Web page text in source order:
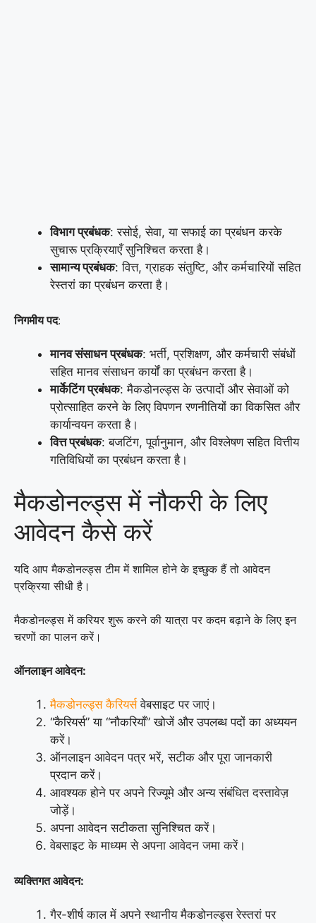
विभाग प्रबंधक: रसोई, सेवा, या सफाई का प्रबंधन करके
सुचारू प्रक्रियाएँ सुनिश्चित करता है।
सामान्य प्रबंधक: वित्त, ग्राहक संतुष्टि, और कर्मचारियों सहित
रेस्तरां का प्रबंधन करता है।
निगमीय पद:
मानव संसाधन प्रबंधक: भर्ती, प्रशिक्षण, और कर्मचारी संबंधों
सहित मानव संसाधन कार्यों का प्रबंधन करता है।
मार्केटिंग प्रबंधक: मैकडोनल्ड्स के उत्पादों और सेवाओं को
प्रोत्साहित करने के लिए विपणन रणनीतियों का विकसित और
कार्यान्वयन करता है।
वित्त प्रबंधक: बजटिंग, पूर्वानुमान, और विश्लेषण सहित वित्तीय
गतिविधियों का प्रबंधन करता है।
मैकडोनल्ड्स में नौकरी के लिए
आवेदन कैसे करें
यदि आप मैकडोनल्ड्स टीम में शामिल होने के इच्छुक हैं तो आवेदन
प्रक्रिया सीधी है।
मैकडोनल्ड्स में करियर शुरू करने की यात्रा पर कदम बढ़ाने के लिए इन
चरणों का पालन करें।
ऑनलाइन आवेदन:
मैकडोनल्ड्स कैरियर्सवेबसाइट पर जाएं।
“कैरियर्स” या “नौकरियाँ” खोजें और उपलब्ध पदों का अध्ययन
करें।
ऑनलाइन आवेदन पत्र भरें, सटीक और पूरा जानकारी
प्रदान करें।
आवश्यक होने पर अपने रिज्यूमे और अन्य संबंधित दस्तावेज़
जोड़ें।
अपना आवेदन सटीकता सुनिश्चित करें।
वेबसाइट के माध्यम से अपना आवेदन जमा करें।
व्यक्तिगत आवेदन:
गैर-शीर्ष काल में अपने स्थानीय मैकडोनल्ड्स रेस्तरां पर